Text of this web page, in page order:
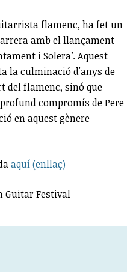
flamenc, ha fet un
amb el llançament
i Solera’. Aquest
la culminació d'anys de
del flamenc, sinó que
compromís de Pere
en aquest gènere
aquí (enllaç)
Guitar Festival